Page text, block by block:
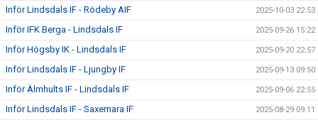
Inför Lindsdals IF - Rödeby AIF 2025-10-03 22:53
Inför IFK Berga - Lindsdals IF 2025-09-26 15:22
Inför Högsby IK - Lindsdals IF 2025-09-20 22:57
Inför Lindsdals IF - Ljungby IF 2025-09-13 09:50
Inför Älmhults IF - Lindsdals IF 2025-09-06 22:55
Inför Lindsdals IF - Saxemara IF 2025-08-29 09:11